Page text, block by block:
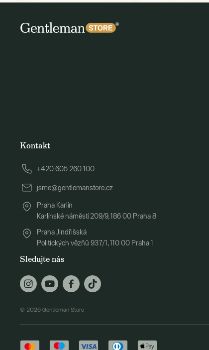
Kontakt
+420 605 260 100
jsme@gentlemanstore.cz
Praha Karlín
Karlínské náměstí 209/9, 186 00 Praha 8
Praha Jindřišská
Politických vězňů 937/1, 110 00 Praha 1
Sledujte nás
© 2026 Gentleman Store